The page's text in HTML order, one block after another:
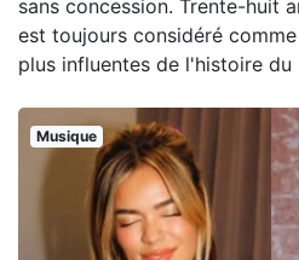
sans concession. Trente-huit
est toujours considéré
plus influentes de l'histoire du
Musique